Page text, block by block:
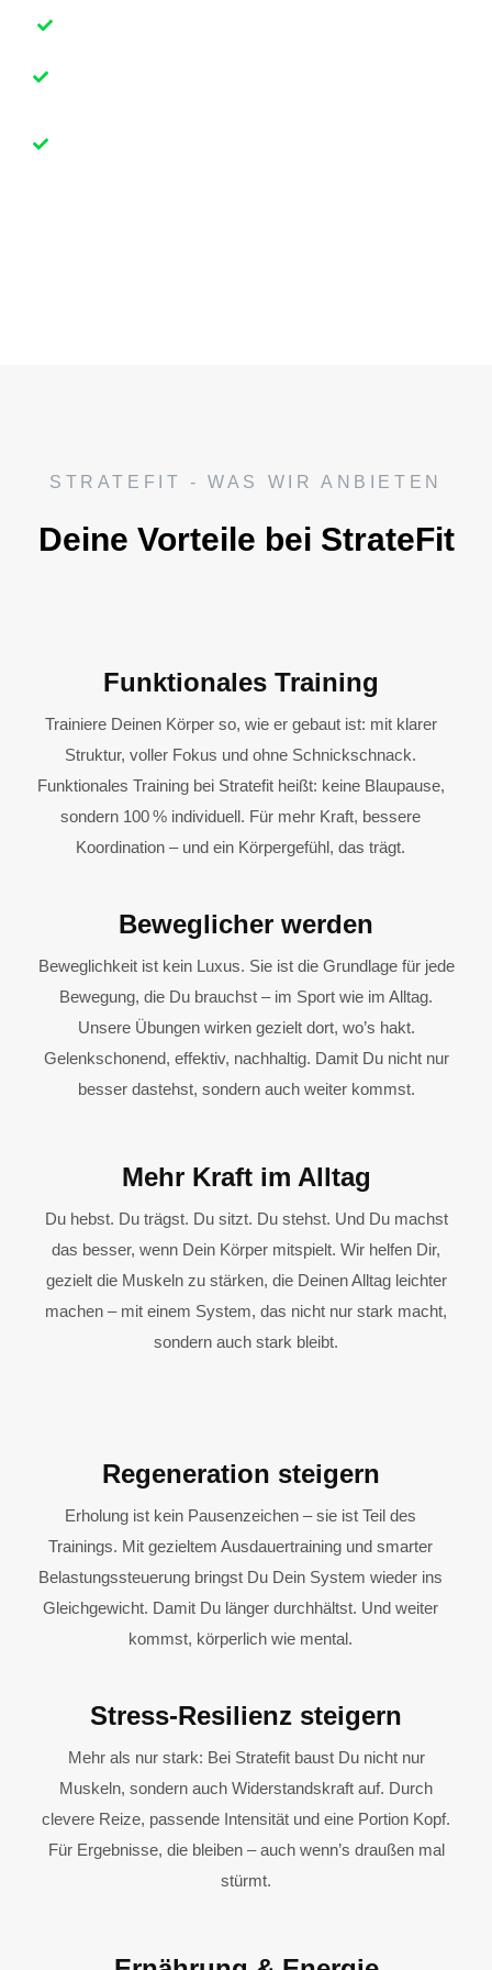
STRATEFIT - WAS WIR ANBIETEN
Deine Vorteile bei StrateFit
Funktionales Training
Trainiere Deinen Körper so, wie er gebaut ist: mit klarer
Struktur, voller Fokus und ohne Schnickschnack.
Funktionales Training bei Stratefit heißt: keine Blaupause,
sondern 100 % individuell. Für mehr Kraft, bessere
Koordination – und ein Körpergefühl, das trägt.
Beweglicher werden
Beweglichkeit ist kein Luxus. Sie ist die Grundlage für jede
Bewegung, die Du brauchst – im Sport wie im Alltag.
Unsere Übungen wirken gezielt dort, wo’s hakt.
Gelenkschonend, effektiv, nachhaltig. Damit Du nicht nur
besser dastehst, sondern auch weiter kommst.
Mehr Kraft im Alltag
Du hebst. Du trägst. Du sitzt. Du stehst. Und Du machst
das besser, wenn Dein Körper mitspielt. Wir helfen Dir,
gezielt die Muskeln zu stärken, die Deinen Alltag leichter
machen – mit einem System, das nicht nur stark macht,
sondern auch stark bleibt.
Regeneration steigern
Erholung ist kein Pausenzeichen – sie ist Teil des
Trainings. Mit gezieltem Ausdauertraining und smarter
Belastungssteuerung bringst Du Dein System wieder ins
Gleichgewicht. Damit Du länger durchhältst. Und weiter
kommst, körperlich wie mental.
Stress-Resilienz steigern
Mehr als nur stark: Bei Stratefit baust Du nicht nur
Muskeln, sondern auch Widerstandskraft auf. Durch
clevere Reize, passende Intensität und eine Portion Kopf.
Für Ergebnisse, die bleiben – auch wenn’s draußen mal
stürmt.